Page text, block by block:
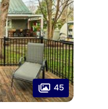
45